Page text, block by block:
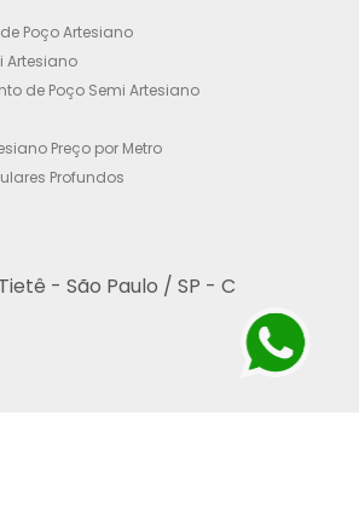
Poço Artesiano
Artesiano
de Poço Semi Artesiano
Preço por Metro
Profundos
Artesiano
- São Paulo / SP - C